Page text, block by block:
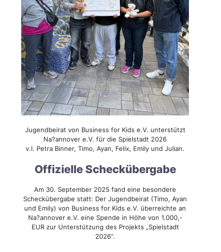
Jugendbeirat von Business for Kids e.V. unterstützt
Na?annover e.V. für die Spielstadt 2026
v.l. Petra Binner, Timo, Ayan, Felix, Emily und Julian.
Offizielle Scheckübergabe
Am 30. September 2025 fand eine besondere
Scheckübergabe statt: Der Jugendbeirat (Timo, Ayan
und Emily) von Business for Kids e.V. überreichte an
Na?annover e.V. eine Spende in Höhe von 1.000,-
EUR zur Unterstützung des Projekts „Spielstadt
2026“.